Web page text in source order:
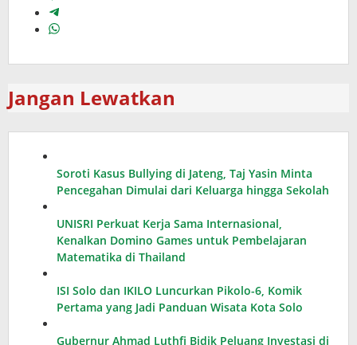
Jangan Lewatkan
Soroti Kasus Bullying di Jateng, Taj Yasin Minta
Pencegahan Dimulai dari Keluarga hingga Sekolah
UNISRI Perkuat Kerja Sama Internasional,
Kenalkan Domino Games untuk Pembelajaran
Matematika di Thailand
ISI Solo dan IKILO Luncurkan Pikolo-6, Komik
Pertama yang Jadi Panduan Wisata Kota Solo
Gubernur Ahmad Luthfi Bidik Peluang Investasi di